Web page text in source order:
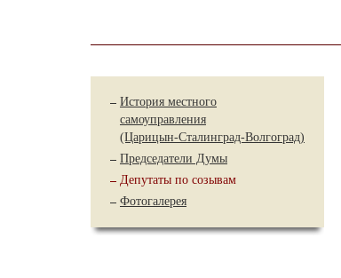
История местного
самоуправления
(Царицын-Сталинград-Волгоград)
Председатели Думы
Депутаты по созывам
Фотогалерея